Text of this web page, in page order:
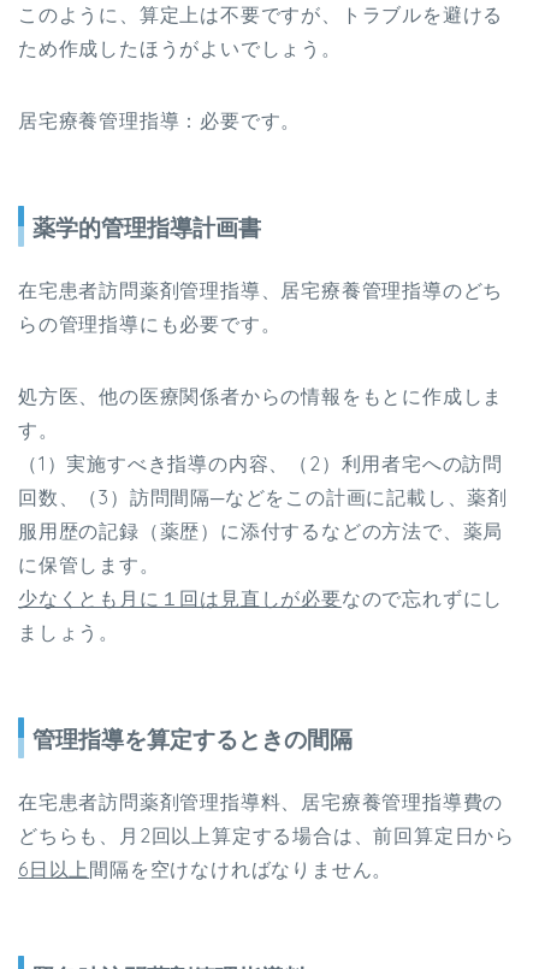
このように、算定上は不要ですが、トラブルを避ける
ため作成したほうがよいでしょう。
居宅療養管理指導：必要です。
薬学的管理指導計画書
在宅患者訪問薬剤管理指導、居宅療養管理指導のどち
らの管理指導にも必要です。
処方医、他の医療関係者からの情報をもとに作成しま
す。
（1 ）実施すべき指導の内容、（ 2 ）利用者宅への訪問
回数、（3 ）訪問間隔─などをこの計画に記載し、薬剤
服用歴の記録（薬歴）に添付するなどの方法で、薬局
に保管します。
少なくとも月に１回は見直しが必要なので忘れずにし
ましょう。
管理指導を算定するときの間隔
在宅患者訪問薬剤管理指導料、居宅療養管理指導費の
どちらも、月 2回以上算定する場合は、前回算定日から
6日以上間隔を空けなければなりません。